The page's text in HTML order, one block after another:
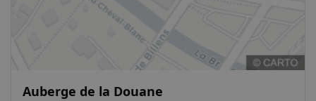
Auberge de la Douane